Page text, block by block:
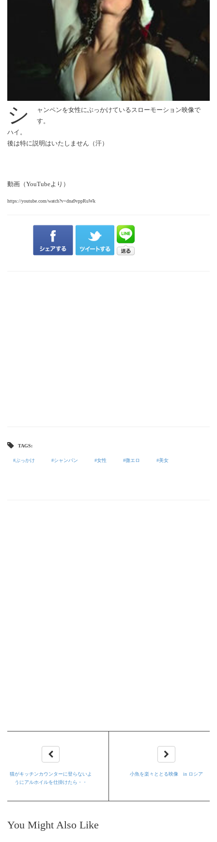
シ
ャンペンを女性にぶっかけているスローモーション映像で
す。
ハイ。
後は特に説明はいたしません（汗）
動画（YouTubeより）
https://youtube.com/watch?v=dna9vppRuWk
TAGS:
ぶっかけ シャンパン 女性 微エロ 美女
猫がキッチンカウンターに登らないよ
うにアルホイルを仕掛けたら・・
小魚を楽々ととる映像 in ロシア
You Might Also Like